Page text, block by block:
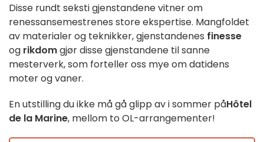
Disse rundt seksti gjenstandene vitner om
renessansemestrenes store ekspertise. Mangfoldet
av materialer og teknikker, gjenstandenes finesse
og rikdomgjør disse gjenstandene til sanne
mesterverk, som forteller oss mye om datidens
moter og vaner.
En utstilling du ikke må gå glipp av i sommer påHôtel
de la Marine, mellom to OL-arrangementer!